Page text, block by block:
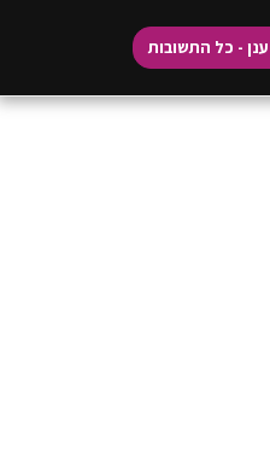
ענן - כל התשובות